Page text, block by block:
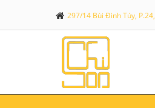
297/14 Bùi Đình Túy,